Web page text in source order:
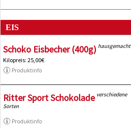
EIS
Schoko Eisbecher (400g) hausgemacht
Kilopreis: 25,00€
Produktinfo
Ritter Sport Schokolade verschiedene
Sorten
Produktinfo